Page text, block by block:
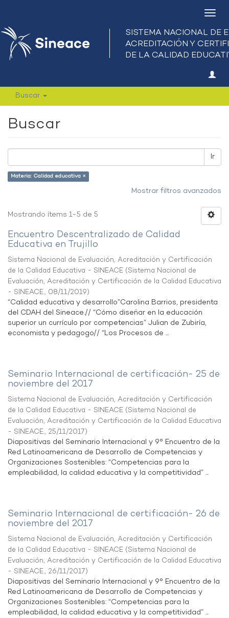
Buscar
Buscar
Ir
Materia: Calidad educativa ×
Mostrar filtros avanzados
Mostrando ítems 1-5 de 5
Encuentro Descentralizado de Calidad
Educativa en Trujillo
Sistema Nacional de Evaluación, Acreditación y Certificación
de la Calidad Educativa - SINEACE (Sistema Nacional de
Evaluación, Acreditación y Certificación de la Calidad Educativa
- SINEACE., 08/11/2019)
“Calidad educativa y desarrollo”Carolina Barrios, presidenta
del CDAH del Sineace.// “Cómo diseñar en la educación
superior un currículo por competencias” Julian de Zubiría,
economista y pedagogo// “Los Procesos de ...
Seminario Internacional de certificación- 25 de
noviembre del 2017
Sistema Nacional de Evaluación, Acreditación y Certificación
de la Calidad Educativa - SINEACE (Sistema Nacional de
Evaluación, Acreditación y Certificación de la Calidad Educativa
- SINEACE., 25/11/2017)
Diapositivas del Seminario Internacional y 9° Encuentro de la
Red Latinoamericana de Desarrollo de Competencias y
Organizaciones Sostenibles: “Competencias para la
empleabilidad, la calidad educativa y la competitividad” ...
Seminario Internacional de certificación- 26 de
noviembre del 2017
Sistema Nacional de Evaluación, Acreditación y Certificación
de la Calidad Educativa - SINEACE (Sistema Nacional de
Evaluación, Acreditación y Certificación de la Calidad Educativa
- SINEACE., 26/11/2017)
Diapositivas del Seminario Internacional y 9° Encuentro de la
Red Latinoamericana de Desarrollo de Competencias y
Organizaciones Sostenibles: “Competencias para la
empleabilidad, la calidad educativa y la competitividad” ...